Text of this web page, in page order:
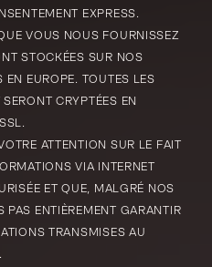
EXPRESS.
VOUS NOUS FOURNISSEZ
STOCKÉES SUR NOS
EN EUROPE. TOUTES LES
CRYPTÉES EN
ATTENTION SUR LE FAIT
VIA INTERNET
ET QUE, MALGRÉ NOS
ENTIÈREMENT GARANTIR
TRANSMISES AU